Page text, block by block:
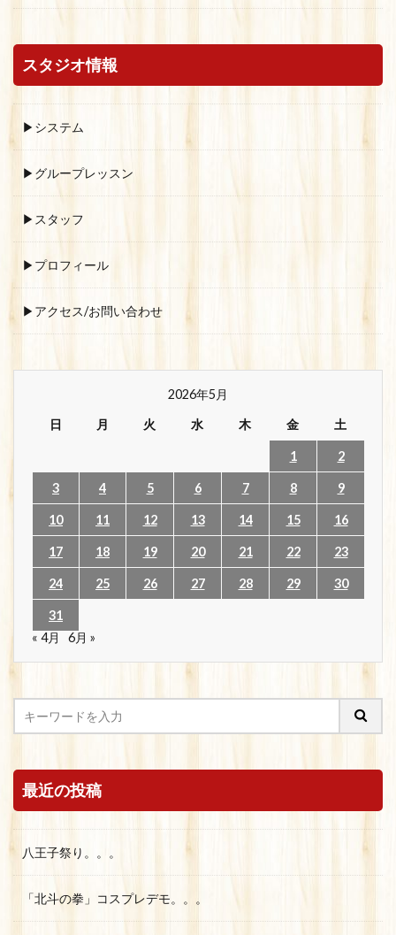
スタジオ情報
▶システム
▶グループレッスン
▶スタッフ
▶プロフィール
▶アクセス/お問い合わせ
2026年5月
日
月 火 水 木 金 土
1 2
3 4 5 6 7 8 9
10 11 12 13 14 15 16
17 18 19 20 21 22 23
24 25 26 27 28 29 30
31
« 4月
6月 »
最近の投稿
八王子祭り。。。
「北斗の拳」コスプレデモ。。。